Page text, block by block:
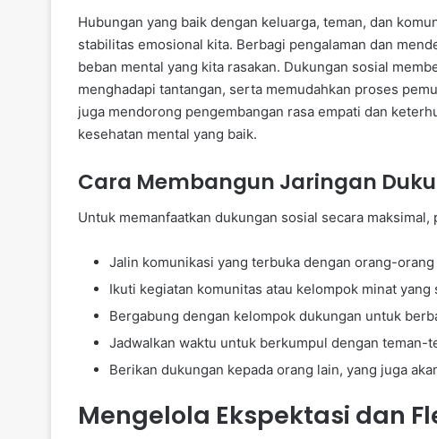
Hubungan yang baik dengan keluarga, teman, dan
stabilitas emosional kita. Berbagi pengalaman dan
beban mental yang kita rasakan. Dukungan sosial
menghadapi tantangan, serta memudahkan proses
juga mendorong pengembangan rasa empati dan
kesehatan mental yang baik.
Cara Membangun Jaringan
Untuk memanfaatkan dukungan sosial secara
Jalin komunikasi yang terbuka dengan orang-
Ikuti kegiatan komunitas atau kelompok minat yang
Bergabung dengan kelompok dukungan untuk
Jadwalkan waktu untuk berkumpul dengan teman-
Berikan dukungan kepada orang lain, yang juga
Mengelola Ekspektasi dan